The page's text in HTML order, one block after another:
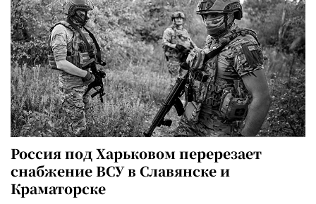
Россия под Харьковом перерезает
снабжение ВСУ в Славянске и
Краматорске